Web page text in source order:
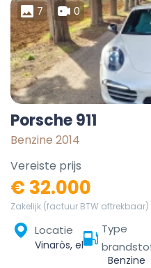
7 0
Porsche 911
Benzine 2014
Vereiste prijs
€ 32.000
Zakelijk (factuur BTW aftrekbaar)
Locatie
Vinaròs, el Baix Maestrat, Castelló / Castellón, Valencian Community, 12500, Spain
Type
Benzine